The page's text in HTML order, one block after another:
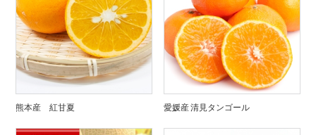
熊本産 紅甘夏 愛媛産 清見タンゴール